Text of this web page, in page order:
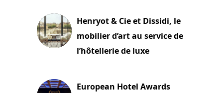
Henryot & Cie et Dissidi, le
mobilier d’art au service de
l’hôtellerie de luxe
European Hotel Awards